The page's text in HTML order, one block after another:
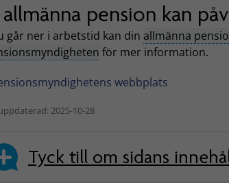
pension kan
går ner i arbetstid kan din allmänna
för mer information.
webbplats
2025-10-28
Tyck till om sidans